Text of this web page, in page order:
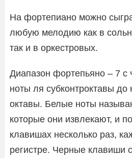
На фортепиано можно
любую мелодию как в
так и в оркестровых.
Диапазон фортепьяно – 7 с
ноты ля субконтроктавы до
октавы. Белые ноты
которые они извлекают, и
клавишах несколько раз,
регистре. Черные клавиши